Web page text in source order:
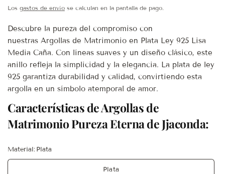
Los gastos de envío se calculan en la pantalla de pago.
Descubre la pureza del compromiso con
nuestras Argollas de Matrimonio en Plata Ley 925 Lisa
Media Caña. Con líneas suaves y un diseño clásico, este
anillo refleja la simplicidad y la elegancia. La plata de ley
925 garantiza durabilidad y calidad, convirtiendo esta
argolla en un símbolo atemporal de amor.
Características de Argollas de
Matrimonio Pureza Eterna de Jjaconda:
Material: Plata
Plata